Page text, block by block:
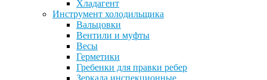
Хладагент
Инструмент холодильщика
Вальцовки
Вентили и муфты
Весы
Герметики
Гребенки для правки ребер
Зеркала инспекционные